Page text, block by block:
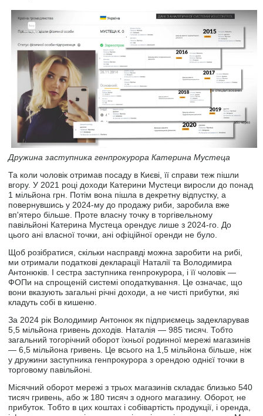
Дружина заступника генпрокурора Катерина Мустеца
Та коли чоловік отримав посаду в Києві, її справи теж пішли
вгору. У 2021 році доходи Катерини Мустеци виросли до понад
1 мільйона грн. Потім вона пішла в декретну відпустку, а
повернувшись у 2024-му до продажу риби, заробила вже
вп'ятеро більше. Проте власну точку в торгівельному
павільйоні Катерина Мустеца орендує лише з 2024-го. До
цього ані власної точки, ані офіційної оренди не було.
Щоб розібратися, скільки насправді можна заробити на рибі,
ми отримали податкові декларації Наталії та Володимира
Антонюків. І сестра заступника генпрокурора, і її чоловік —
ФОПи на спрощеній системі оподаткування. Це означає, що
вони вказують загальні річні доходи, а не чисті прибутки, які
кладуть собі в кишеню.
За 2024 рік Володимир Антонюк як підприємець задекларував
5,5 мільйона гривень доходів. Наталія — 985 тисяч. Тобто
загальний тогорічний оборот їхньої родинної мережі магазинів
— 6,5 мільйона гривень. Це всього на 1,5 мільйона більше, ніж
у дружини заступника генпрокурора з орендою однієї точки в
торговому павільйоні.
Місячний оборот мережі з трьох магазинів складає близько 540
тисяч гривень, або ж 180 тисяч з одного магазину. Оборот, не
прибуток. Тобто в цих коштах і собівартість продукції, і оренда,